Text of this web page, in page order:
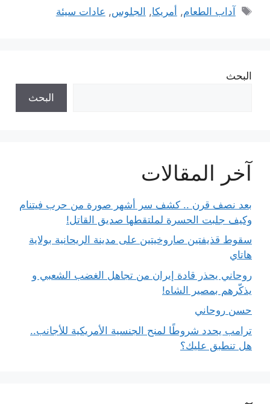
الوسوم
آداب الطعام, أمريكا, الجلوس, عادات سيئة
البحث
البحث
آخر المقالات
بعد نصف قرن .. كشف سر أشهر صورة من حرب فيتنام
وكيف جلبت الحسرة لملتقطها صديق القاتل!
سقوط قذيفتين صاروخيتين على مدينة الريحانية بولاية
هاتاي
روحاني يحذر قادة إيران من تجاهل الغضب الشعبي و
يذكّرهم بمصير الشاه!
حسن روحاني
ترامب يحدد شروطًا لمنح الجنسية الأمريكية للأجانب..
هل تنطبق عليك؟